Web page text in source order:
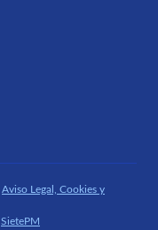
Aviso Legal, Cookies y
SietePM